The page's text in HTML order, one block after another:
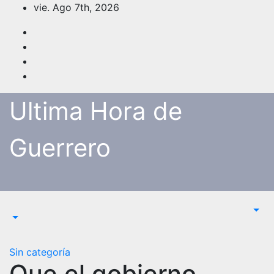
Saltar
contenido
vie. Ago 7th, 2026
Ultima Hora de
Guerrero
Sin categoría